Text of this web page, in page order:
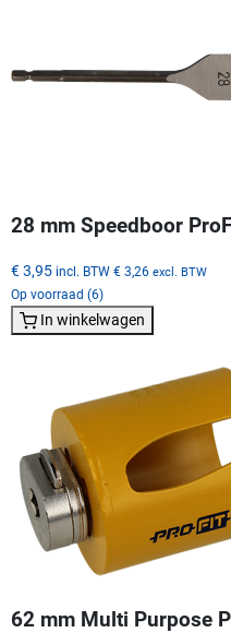
28 mm Speedboor
€ 3,95 incl. BTW € 3,26 excl. BTW
Op voorraad (6)
In winkelwagen
62 mm Multi Purpose